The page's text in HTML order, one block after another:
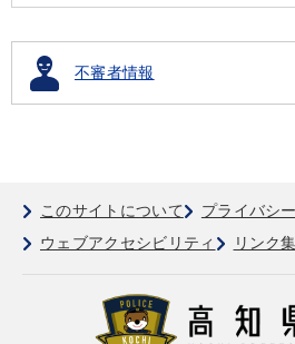
不審者情報
このサイトについて
プライバシ
ウェブアクセシビリティ
リンク集